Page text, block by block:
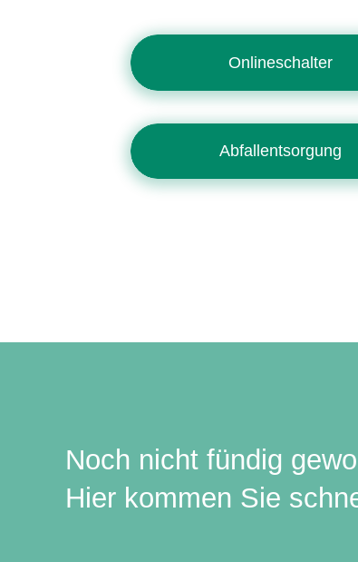
Onlineschalter
Abfallentsorgung
Noch nicht fündig
Hier kommen Sie